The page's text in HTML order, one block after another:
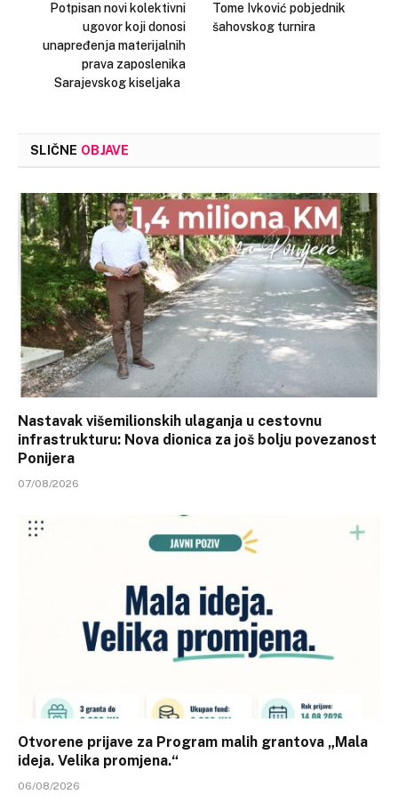
Potpisan novi kolektivni
ugovor koji donosi
unapređenja materijalnih
prava zaposlenika
Sarajevskog kiseljaka
Tome Ivković pobjednik
šahovskog turnira
SLIČNE OBJAVE
Nastavak višemilionskih ulaganja u cestovnu
infrastrukturu: Nova dionica za još bolju povezanost
Ponijera
07/08/2026
Otvorene prijave za Program malih grantova „Mala
ideja. Velika promjena.“
06/08/2026